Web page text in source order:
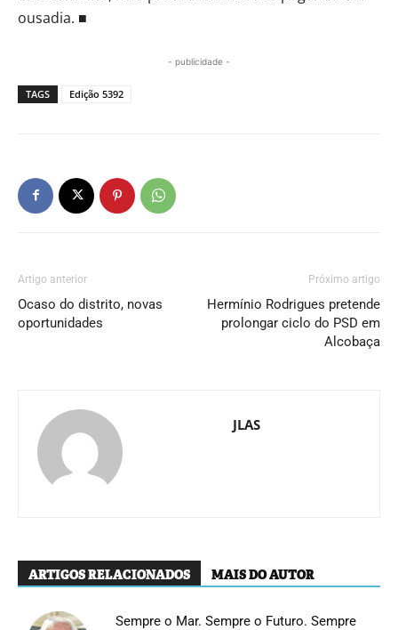
ousadia. ■
- publicidade -
TAGS Edição 5392
Artigo anterior
Ocaso do distrito, novas
oportunidades
Próximo artigo
Hermínio Rodrigues pretende
prolongar ciclo do PSD em
Alcobaça
JLAS
ARTIGOS RELACIONADOS MAIS DO AUTOR
Sempre o Mar. Sempre o Futuro. Sempre